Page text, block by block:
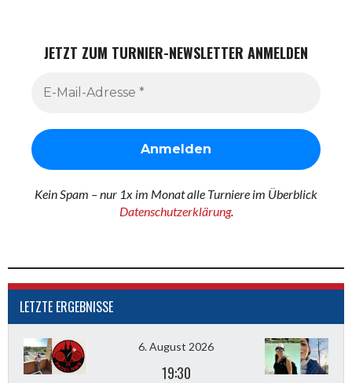
JETZT ZUM TURNIER-NEWSLETTER ANMELDEN
Kein Spam – nur 1x im Monat alle Turniere im Überblick
Datenschutzerklärung.
LETZTE ERGEBNISSE
6. August 2026
19:30